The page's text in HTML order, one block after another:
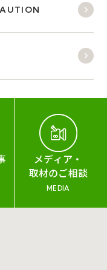
メディア・
取材のご相談
MEDIA